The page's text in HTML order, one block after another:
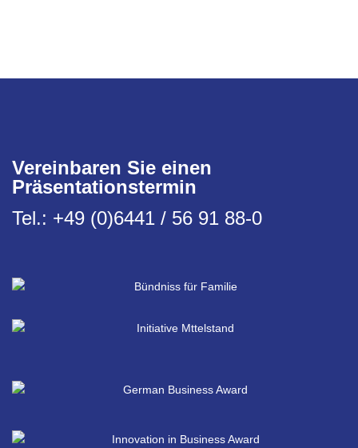
Vereinbaren Sie einen
Präsentationstermin
Tel.: +49 (0)6441 / 56 91 88-0